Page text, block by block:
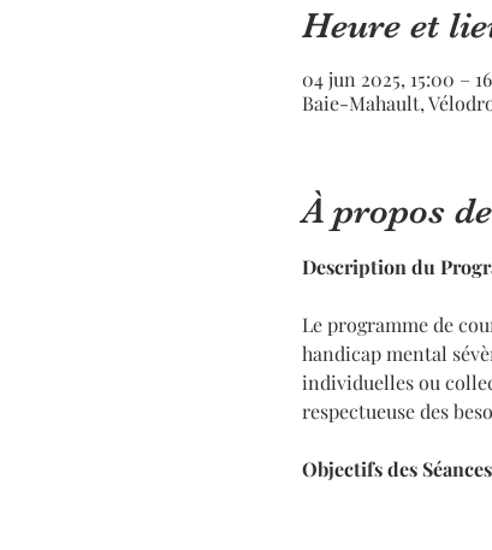
Heure et
04 jun 2025, 15:00 –
Baie-Mahault,
À propos
Description du
Le programme de
handicap mental
individuelles ou
respectueuse des
Objectifs des Séances